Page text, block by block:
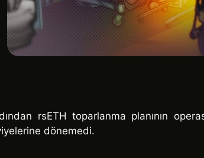
rsETH toparlanma planının
dönemedi.